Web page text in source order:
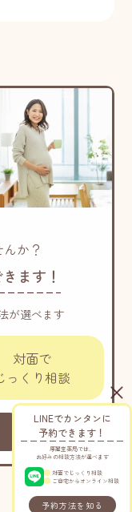
LINEでカンタンに
予約できます！
厚麗堂薬局では、
お好みの相談方法が選べます
対面でじっくり相談
ご自宅からオンライン相談
予約方法を知る
か？
ます！
が選べます
対面で
っくり相談